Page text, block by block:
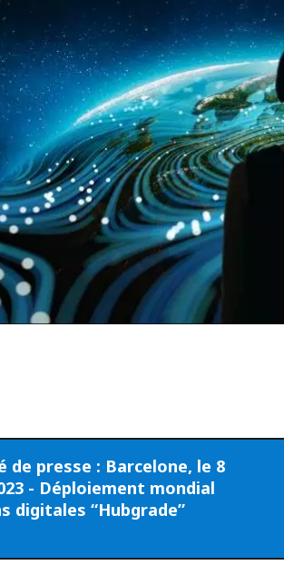
de presse : Barcelone, le 8
- Déploiement mondial
digitales “Hubgrade”